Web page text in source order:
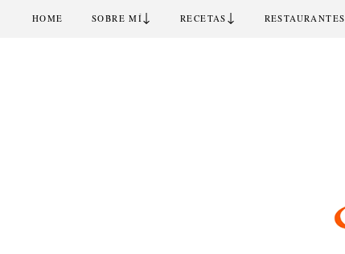
HOME SOBRE MÍ↓ RECETAS ↓ RESTAURANTES